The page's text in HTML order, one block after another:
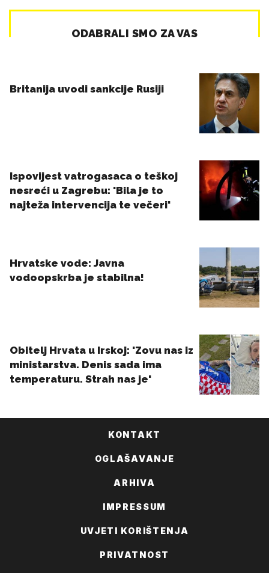
KONTAKT
OGLAŠAVANJE
ARHIVA
IMPRESSUM
UVJETI KORIŠTENJA
PRIVATNOST